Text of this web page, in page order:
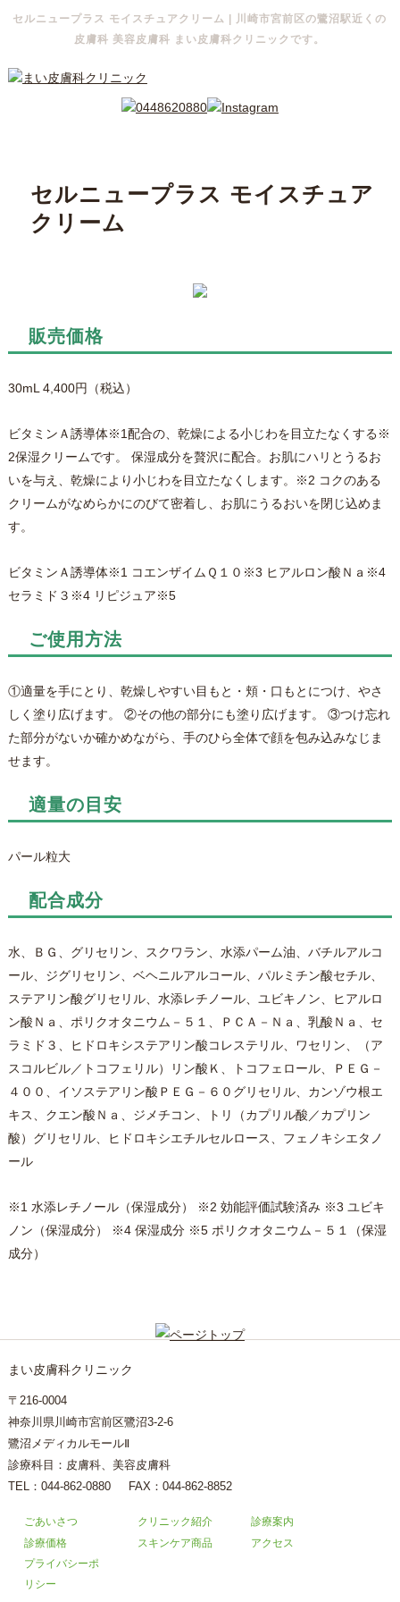
セルニュープラス モイスチュアクリーム | 川崎市宮前区の鷺沼駅近くの
皮膚科 美容皮膚科 まい皮膚科クリニックです。
セルニュープラス モイスチュア
クリーム
販売価格
30mL 4,400円（税込）
ビタミンＡ誘導体※1配合の、乾燥による小じわを目立たなくする※
2保湿クリームです。 保湿成分を贅沢に配合。お肌にハリとうるお
いを与え、乾燥により小じわを目立たなくします。※2 コクのある
クリームがなめらかにのびて密着し、お肌にうるおいを閉じ込めま
す。
ビタミンＡ誘導体※1 コエンザイムＱ１０※3 ヒアルロン酸Ｎａ※4
セラミド３※4 リピジュア※5
ご使用方法
①適量を手にとり、乾燥しやすい目もと・頬・口もとにつけ、やさ
しく塗り広げます。 ②その他の部分にも塗り広げます。 ③つけ忘れ
た部分がないか確かめながら、手のひら全体で顔を包み込みなじま
せます。
適量の目安
パール粒大
配合成分
水、ＢＧ、グリセリン、スクワラン、水添パーム油、バチルアルコ
ール、ジグリセリン、ベヘニルアルコール、パルミチン酸セチル、
ステアリン酸グリセリル、水添レチノール、ユビキノン、ヒアルロ
ン酸Ｎａ、ポリクオタニウム－５１、ＰＣＡ－Ｎａ、乳酸Ｎａ、セ
ラミド３、ヒドロキシステアリン酸コレステリル、ワセリン、（ア
スコルビル／トコフェリル）リン酸Ｋ、トコフェロール、ＰＥＧ－
４００、イソステアリン酸ＰＥＧ－６０グリセリル、カンゾウ根エ
キス、クエン酸Ｎａ、ジメチコン、トリ（カプリル酸／カプリン
酸）グリセリル、ヒドロキシエチルセルロース、フェノキシエタノ
ール
※1 水添レチノール（保湿成分） ※2 効能評価試験済み ※3 ユビキ
ノン（保湿成分） ※4 保湿成分 ※5 ポリクオタニウム－５１（保湿
成分）
まい皮膚科クリニック
〒216-0004
神奈川県川崎市宮前区鷺沼3-2-6
鷺沼メディカルモールⅡ
診療科目：皮膚科、美容皮膚科
TEL： 044-862-0880 FAX：044-862-8852
ごあいさつ クリニック紹介
診療案内
診療価格
スキンケア商品
アクセス
プライバシーポ
リシー